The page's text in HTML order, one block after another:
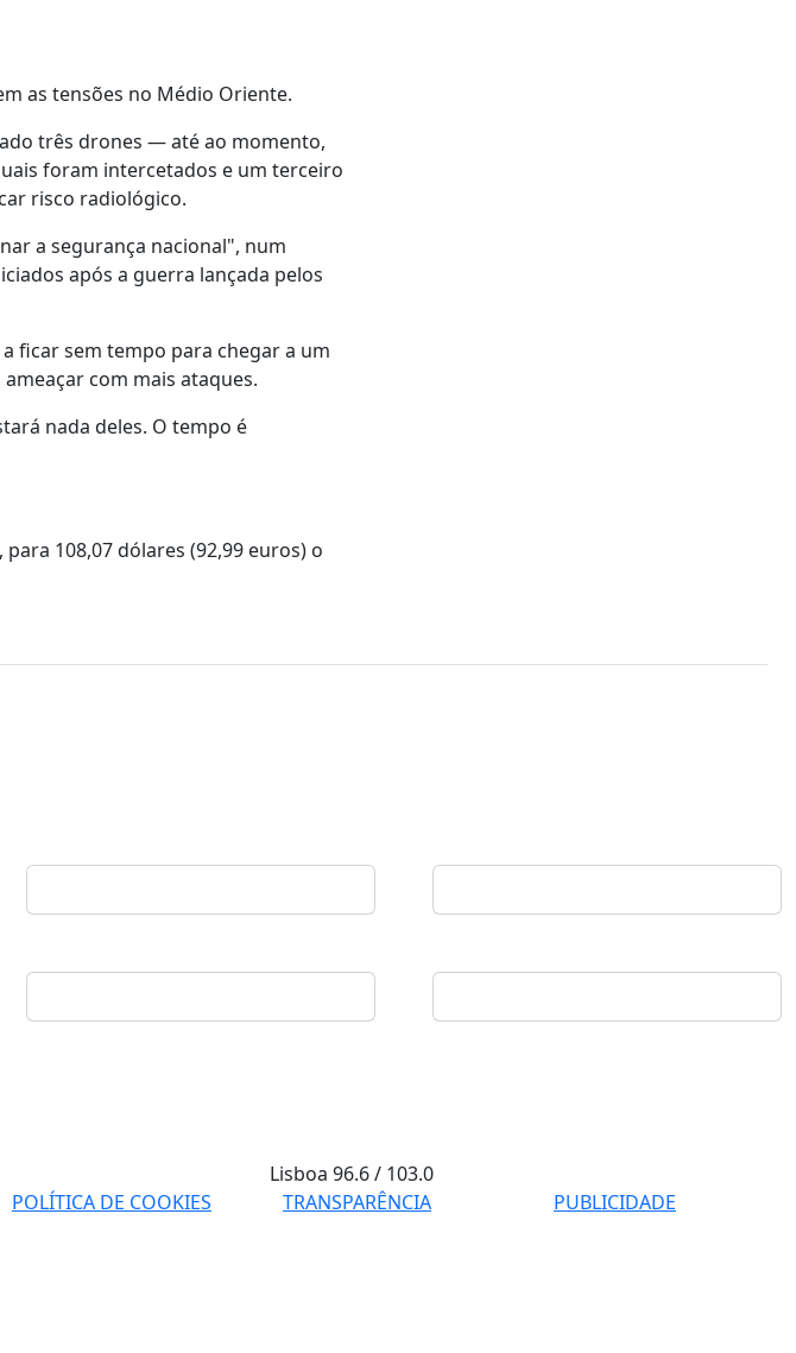
as tensões no Médio Oriente.
três drones — até ao momento,
foram intercetados e um terceiro
risco radiológico.
a segurança nacional", num
após a guerra lançada pelos
ficar sem tempo para chegar a um
com mais ataques.
nada deles. O tempo é
108,07 dólares (92,99 euros) o
Lisboa96.6 / 103.0
POLÍTICA DE COOKIES TRANSPARÊNCIA
PUBLICIDADE